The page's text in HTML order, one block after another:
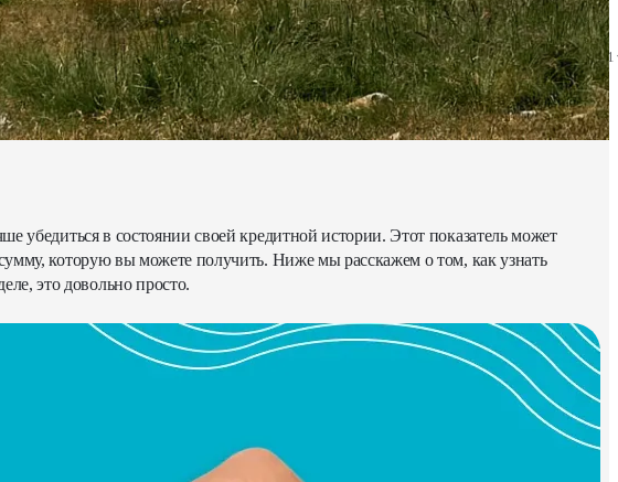
30.05.2024 28.04.2026 10551
убедиться в состоянии своей кредитной истории. Этот показатель может
которую вы можете получить. Ниже мы расскажем о том, как узнать
это довольно просто.